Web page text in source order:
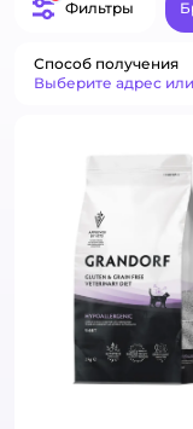
Фильтры
Способ получения
Выберите адрес